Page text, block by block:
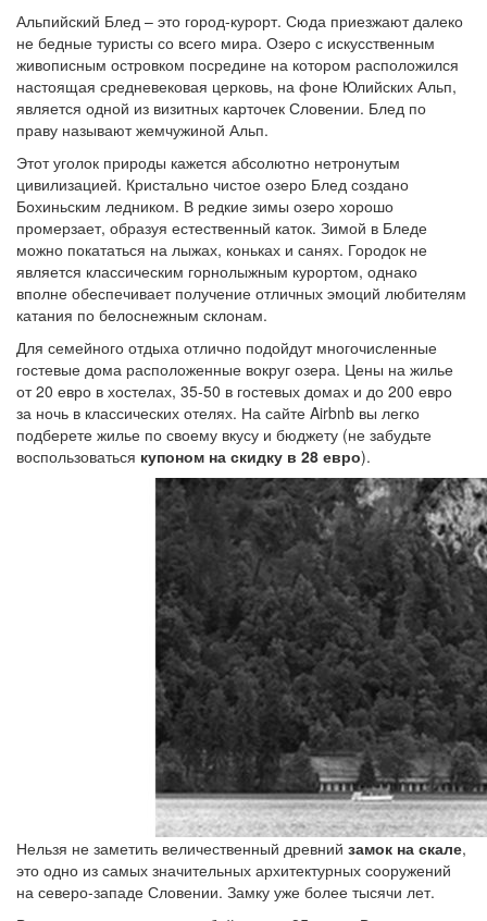
Альпийский Блед – это город-курорт. Сюда приезжают далеко
не бедные туристы со всего мира. Озеро с искусственным
живописным островком посредине на котором расположился
настоящая средневековая церковь, на фоне Юлийских Альп,
является одной из визитных карточек Словении. Блед по
праву называют жемчужиной Альп.
Этот уголок природы кажется абсолютно нетронутым
цивилизацией. Кристально чистое озеро Блед создано
Бохиньским ледником. В редкие зимы озеро хорошо
промерзает, образуя естественный каток. Зимой в Бледе
можно покататься на лыжах, коньках и санях. Городок не
является классическим горнолыжным курортом, однако
вполне обеспечивает получение отличных эмоций любителям
катания по белоснежным склонам.
Для семейного отдыха отлично подойдут многочисленные
гостевые дома расположенные вокруг озера. Цены на жилье
от 20 евро в хостелах, 35-50 в гостевых домах и до 200 евро
за ночь в классических отелях. На сайте Airbnb вы легко
подберете жилье по своему вкусу и бюджету (не забудьте
воспользоваться купоном на скидку в 28 евро).
Нельзя не заметить величественный древний замок на скале,
это одно из самых значительных архитектурных сооружений
на северо-западе Словении. Замку уже более тысячи лет.